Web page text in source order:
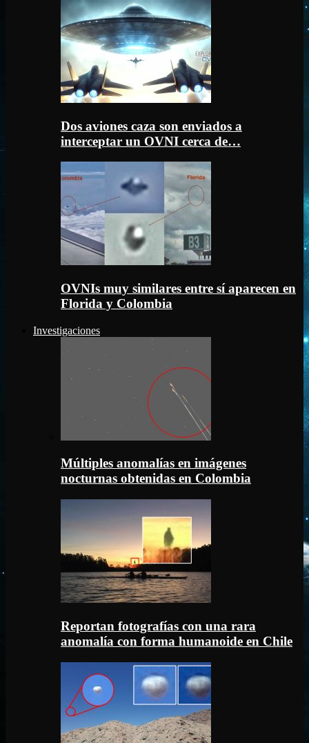
Dos aviones caza son enviados a
interceptar un OVNI cerca de…
OVNIs muy similares entre sí aparecen en
Florida y Colombia
Investigaciones
Múltiples anomalías en imágenes
nocturnas obtenidas en Colombia
Reportan fotografías con una rara
anomalía con forma humanoide en Chile